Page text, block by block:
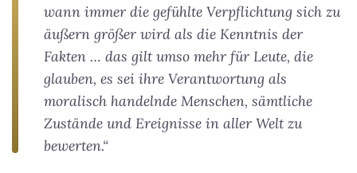
wann immer die gefühlte Verpflichtung sich zu
äußern größer wird als die Kenntnis der
Fakten … das gilt umso mehr für Leute, die
glauben, es sei ihre Verantwortung als
moralisch handelnde Menschen, sämtliche
Zustände und Ereignisse in aller Welt zu
bewerten.“